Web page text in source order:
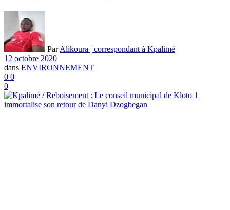
Par Alikoura | correspondant à Kpalimé
12 octobre 2020
dans ENVIRONNEMENT
0 0
0